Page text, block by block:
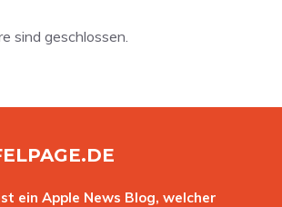
sind geschlossen.
ein Apple News Blog, welcher